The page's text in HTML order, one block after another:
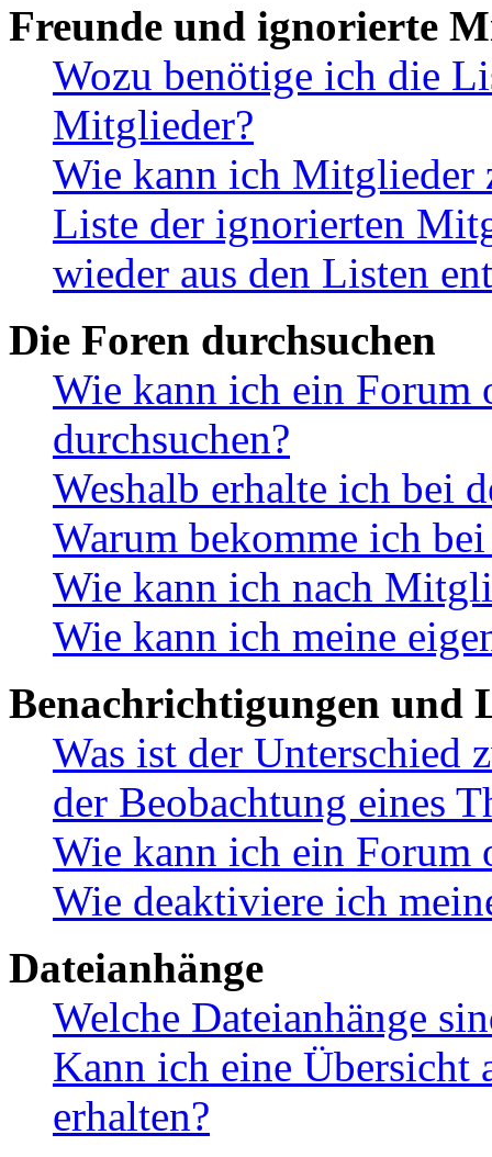
Freunde und ignorierte
Wozu benötige ich die
Mitglieder?
Wie kann ich Mitglieder
Liste der ignorierten
wieder aus den Listen
Die Foren durchsuchen
Wie kann ich ein Forum
durchsuchen?
Weshalb erhalte ich bei
Warum bekomme ich
Wie kann ich nach
Wie kann ich meine
Benachrichtigungen und
Was ist der Unterschied
der Beobachtung eines
Wie kann ich ein Forum
Wie deaktiviere ich
Dateianhänge
Welche Dateianhänge
Kann ich eine Übersicht
erhalten?